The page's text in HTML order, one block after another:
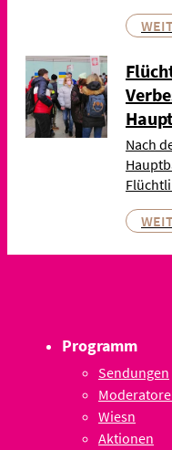
Nach
Programm
Sendungen
Wiesn
Aktionen